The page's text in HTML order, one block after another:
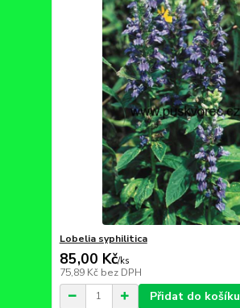
Lobelia syphilitica
85,00 Kč/ks
75,89 Kč bez DPH
Přidat do košíku